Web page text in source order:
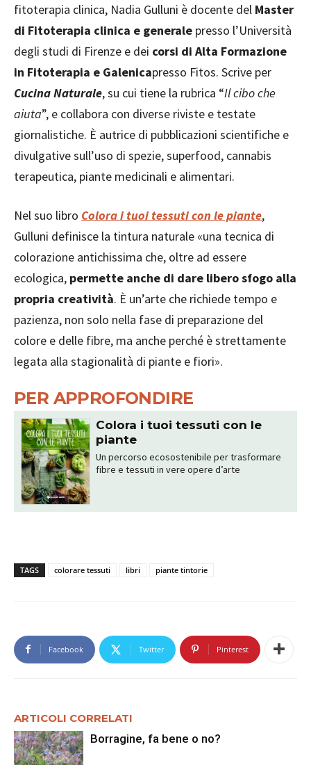
fitoterapia clinica, Nadia Gulluni è docente del Master
di Fitoterapia clinica e generale presso l’Università
degli studi di Firenze e dei corsi di Alta Formazione
in Fitoterapia e Galenicapresso Fitos. Scrive per
Cucina Naturale, su cui tiene la rubrica “Il cibo che
aiuta”, e collabora con diverse riviste e testate
giornalistiche. È autrice di pubblicazioni scientifiche e
divulgative sull’uso di spezie, superfood, cannabis
terapeutica, piante medicinali e alimentari.
Nel suo libro Colora i tuoi tessuti con le piante,
Gulluni definisce la tintura naturale «una tecnica di
colorazione antichissima che, oltre ad essere
ecologica, permette anche di dare libero sfogo alla
propria creatività. È un’arte che richiede tempo e
pazienza, non solo nella fase di preparazione del
colore e delle fibre, ma anche perché è strettamente
legata alla stagionalità di piante e fiori».
PER APPROFONDIRE
Colora i tuoi tessuti con le
piante
Un percorso ecosostenibile per trasformare
fibre e tessuti in vere opere d’arte
TAGS colorare tessuti libri piante tintorie
Facebook Twitter Pinterest
ARTICOLI CORRELATI
Borragine, fa bene o no?